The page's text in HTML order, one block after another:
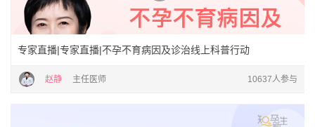
专家直播|专家直播|不孕不育病因及诊治线上科普行动
赵静 主任医师 10637人参与